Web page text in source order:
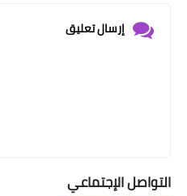
إرسال تعليق
التواصل الإجتماعي